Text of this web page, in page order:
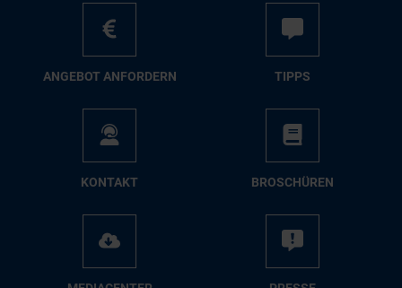
AN­GE­BOT AN­FOR­DERN TIPPS
KON­TAKT BRO­SCHÜ­REN